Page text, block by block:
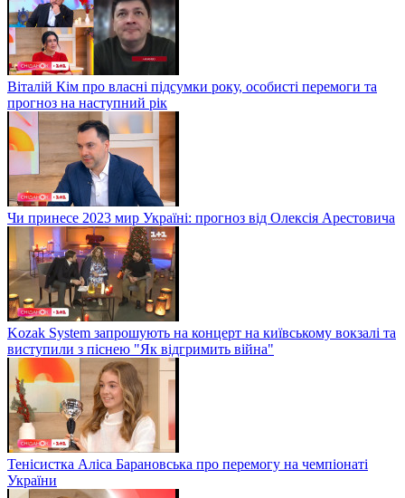
Віталій Кім про власні підсумки року, особисті перемоги та
прогноз на наступний рік
Чи принесе 2023 мир Україні: прогноз від Олексія Арестовича
Kozak System запрошують на концерт на київському вокзалі та
виступили з піснею "Як відгримить війна"
Тенісистка Аліса Барановська про перемогу на чемпіонаті
України